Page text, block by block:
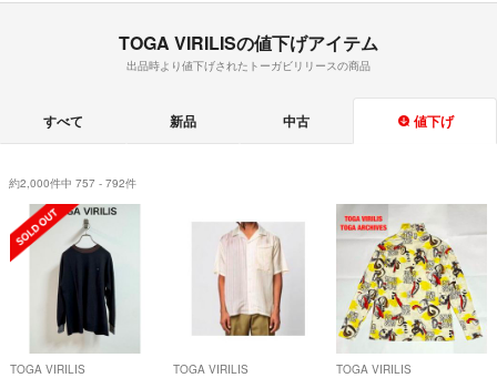
TOGA VIRILISの値下げアイテム
出品時より値下げされたトーガビリリースの商品
すべて 新品 中古 値下げ
約2,000件中 757 - 792件
TOGA VIRILIS TOGA VIRILIS TOGA VIRILIS